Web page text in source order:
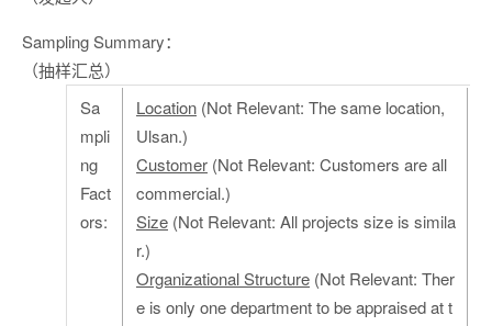
Sampling Summary：
（抽样汇总）
Sa
mpli
ng
Fact
ors:
Location (Not Relevant: The same location,
Ulsan.)
Customer (Not Relevant: Customers are all
commercial.)
Size (Not Relevant: All projects size is simila
r.)
Organizational Structure (Not Relevant: Ther
e is only one department to be appraised at t